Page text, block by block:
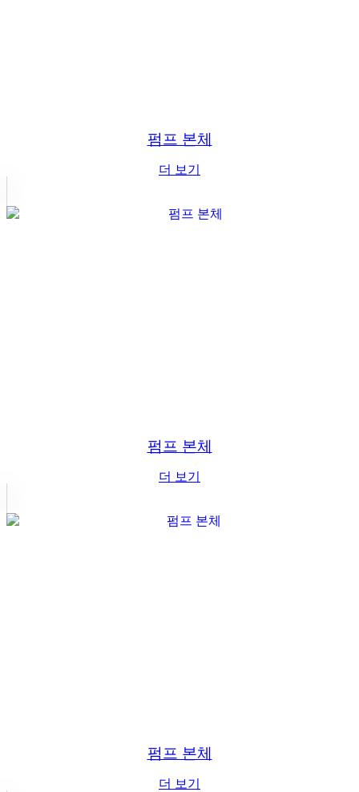
펌프 본체
더 보기
펌프 본체
더 보기
펌프 본체
더 보기